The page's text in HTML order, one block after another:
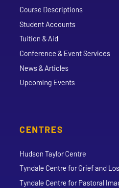
Course Descriptions
Student Accounts
Tuition & Aid
Conference & Event Services
News & Articles
Upcoming Events
CENTRES
Hudson Taylor Centre
Tyndale Centre for Grief and
Tyndale Centre for Pastoral